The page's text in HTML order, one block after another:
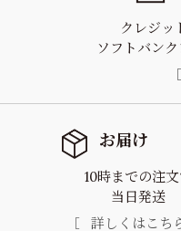
クレジッ
ソフトバン
お届け
10時までの注
当日発送
詳しくはこち